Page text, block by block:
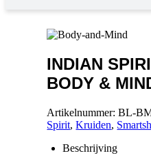
INDIAN
BODY &
Artikelnummer:BL-
Spirit,Kruiden,
Beschrijving